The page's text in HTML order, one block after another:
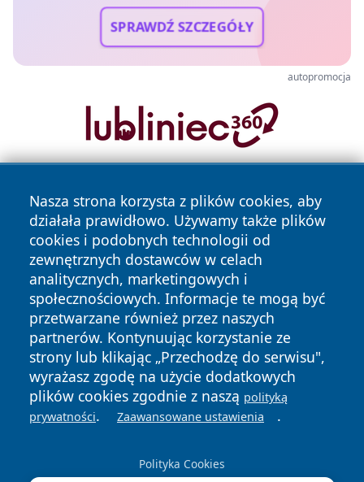
SPRAWDŹ SZCZEGÓŁY
autopromocja
Nasza strona korzysta z plików cookies, aby
działała prawidłowo. Używamy także plików
cookies i podobnych technologii od
zewnętrznych dostawców w celach
analitycznych, marketingowych i
społecznościowych. Informacje te mogą być
przetwarzane również przez naszych
partnerów. Kontynuując korzystanie ze
strony lub klikając „Przechodzę do serwisu",
wyrażasz zgodę na użycie dodatkowych
plików cookies zgodnie z naszą polityką
prywatności. Zaawansowane ustawienia .
Polityka Cookies
Copyright © 2026 irybnik.pl Wszystkie prawa zastrzeżone.
News Autorzy
Polityka
Prywatności
Polityka
Cookies